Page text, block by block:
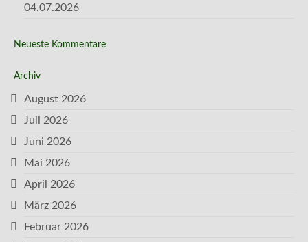
04.07.2026
Neueste Kommentare
Archiv
August 2026
Juli 2026
Juni 2026
Mai 2026
April 2026
März 2026
Februar 2026